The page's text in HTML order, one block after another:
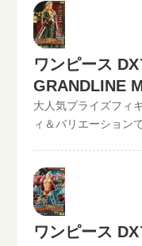
けます。下記のよう
す。といまる。開催
査定金額に納得した
ムからお申込みくだ
キットが届いたら、
け。自宅から出るこ
れます！宅配買取可
買取り可能です！買
料です。JANコード
のような入力方法で
る。開催中の買取キ
取中！！2022/06/07
が遅れているものが
は全て最新の相場で
ください。》ワンピ
GRANDLINE MEN
在の買取価格は500
◆◆◆◆◆◆◆◆◆◆◆ こ
コチラから↓かんたん
たら、無料宅配キッ
ださい。といまるか
ら、ダンボールに商
ワンピース
GRANDLINE
格
大人気プライズフィ
ィ＆バリエーション
取中！！2022/06/07
が遅れているものが
は全て最新の相場で
ください。》ワンピ
ワンピース